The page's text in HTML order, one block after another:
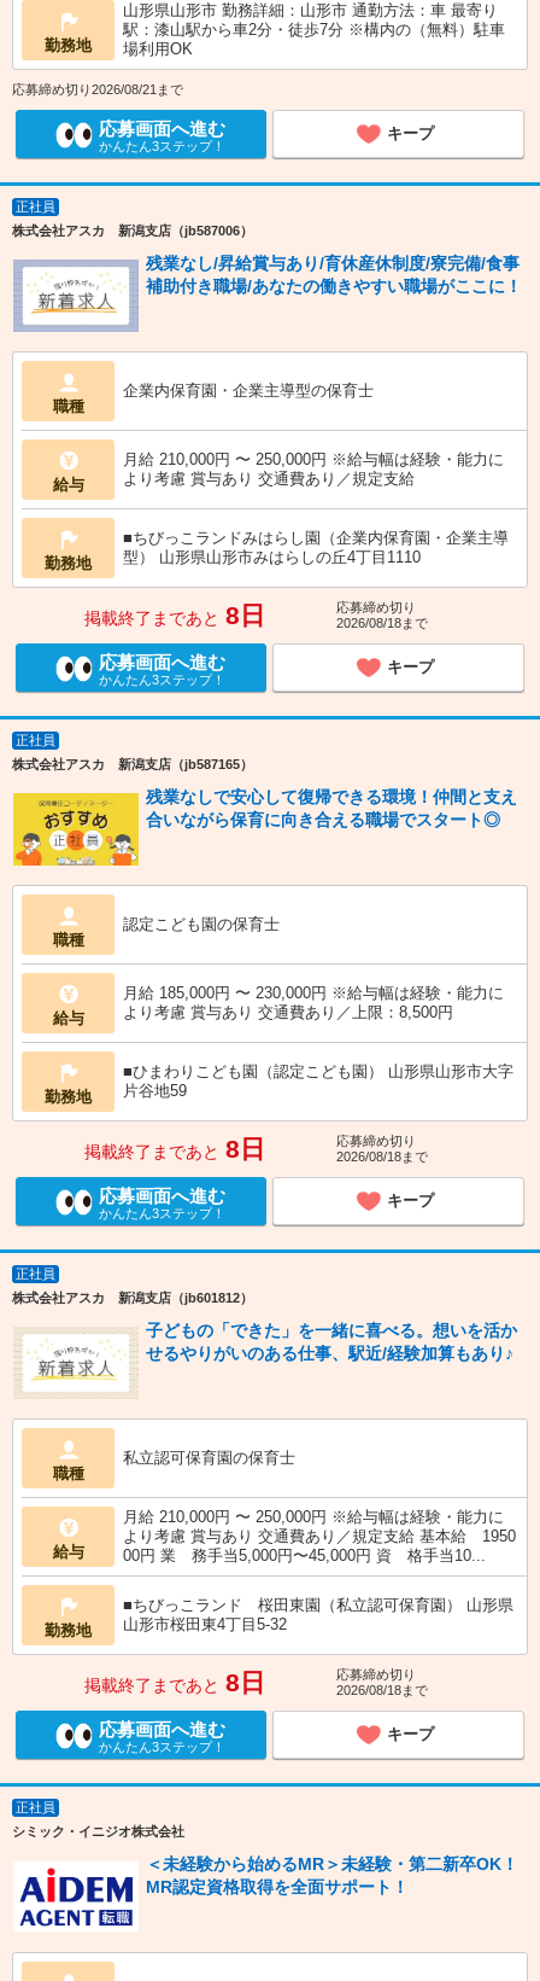
勤務地
山形県山形市 勤務詳細：山形市 通勤方法：車 最寄り
駅：漆山駅から車2分・徒歩7分 ※構内の（無料）駐車
場利用OK
応募締め切り2026/08/21まで
応募画面へ進む
かんたん3ステップ！
キープ
正社員
株式会社アスカ 新潟支店（jb587006）
残業なし/昇給賞与あり/育休産休制度/寮完備/食事
補助付き職場/あなたの働きやすい職場がここに！
職種
企業内保育園・企業主導型の保育士
給与
月給 210,000円 〜 250,000円 ※給与幅は経験・能力に
より考慮 賞与あり 交通費あり／規定支給
勤務地
■ちびっこランドみはらし園（企業内保育園・企業主導
型） 山形県山形市みはらしの丘4丁目1110
掲載終了まであと 8日
応募締め切り
2026/08/18まで
応募画面へ進む
かんたん3ステップ！
キープ
正社員
株式会社アスカ 新潟支店（jb587165）
残業なしで安心して復帰できる環境！仲間と支え
合いながら保育に向き合える職場でスタート◎
職種
認定こども園の保育士
給与
月給 185,000円 〜 230,000円 ※給与幅は経験・能力に
より考慮 賞与あり 交通費あり／上限：8,500円
勤務地
■ひまわりこども園（認定こども園） 山形県山形市大字
片谷地59
掲載終了まであと 8日
応募締め切り
2026/08/18まで
応募画面へ進む
かんたん3ステップ！
キープ
正社員
株式会社アスカ 新潟支店（jb601812）
子どもの「できた」を一緒に喜べる。想いを活か
せるやりがいのある仕事、駅近/経験加算もあり♪
職種
私立認可保育園の保育士
給与
月給 210,000円 〜 250,000円 ※給与幅は経験・能力に
より考慮 賞与あり 交通費あり／規定支給 基本給 1950
00円 業 務手当5,000円〜45,000円 資 格手当10...
勤務地
■ちびっこランド 桜田東園（私立認可保育園） 山形県
山形市桜田東4丁目5‐32
掲載終了まであと 8日
応募締め切り
2026/08/18まで
応募画面へ進む
かんたん3ステップ！
キープ
正社員
シミック・イニジオ株式会社
＜未経験から始めるMR＞未経験・第二新卒OK！
MR認定資格取得を全面サポート！